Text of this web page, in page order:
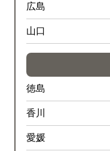
広島
山口
徳島
香川
愛媛